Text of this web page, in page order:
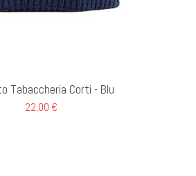
Tabaccheria Corti - Blu
22,00 €